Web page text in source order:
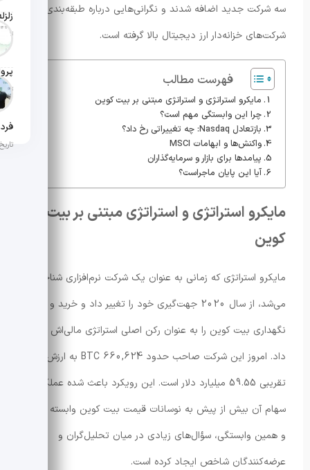
تاریخ
تاریخ
تاریخ
سه شرکت جدید اضافه شدند و نگرانی‌هایی درباره طبقه‌بندی
شرکت‌های خزانه‌دار ارز دیجیتال بالا گرفته است.
فهرست مطالب
مایکرو استراتژی و استراتژی مبتنی بر بیت کوین
چرا این وابستگی مهم است؟
بازتعادل Nasdaq: چه تغییراتی رخ داد؟
واکنش‌ها و ابهامات MSCI
پیامدها برای بازار و سرمایه‌گذاران
آیا این پایان ماجراست؟
مایکرو استراتژی و استراتژی مبتنی بر بیت
کوین
مایکرو استراتژی که زمانی به عنوان یک شرکت نرم‌افزاری شناخته
می‌شد، از سال 2020 جهت‌گیری خود را تغییر داد و خرید و
نگهداری بیت کوین را به عنوان رکن اصلی استراتژی مالی‌اش قرار
داد. امروز این شرکت صاحب حدود 660,624 BTC به ارزش
تقریبی 59.55 میلیارد دلار است. این رویکرد باعث شده عملکرد
سهام آن بیش از پیش به نوسانات قیمت بیت کوین وابسته شود
و همین وابستگی، سؤال‌های زیادی در میان تحلیل‌گران و
عرضه‌کنندگان شاخص ایجاد کرده است.